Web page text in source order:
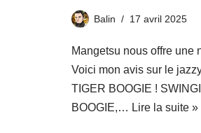
Balin 17 avril 2025
Mangetsu nous offre une
Voici mon avis sur le
TIGER BOOGIE !
BOOGIE,… Lire la suite »